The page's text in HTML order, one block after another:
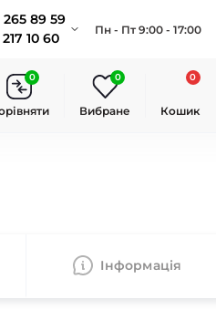
265 89 59
10 60
Пн - Пт 9:00 - 17:00
0
Вибране
0
Кошик
0
Iнформація